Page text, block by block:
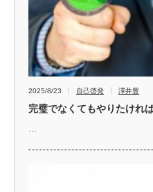
2025/8/23 自己啓発 澤井豊
完璧でなくてもやりたけれ